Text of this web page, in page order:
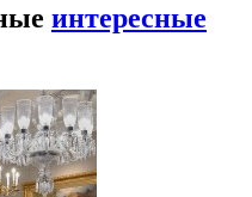
интересные